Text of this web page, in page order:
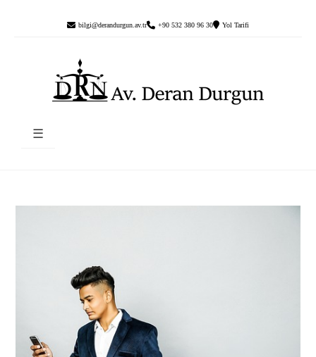
bilgi@derandurgun.av.tr +90 532 380 96 30 Yol Tarifi
☰